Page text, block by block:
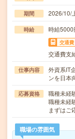
期間 2026/10/
時給 時給5000
交通費
交通費支
仕事内容
外資系IT
ンを日本
応募資格
職種未経
職種未経
まずはご
職場の雰囲気